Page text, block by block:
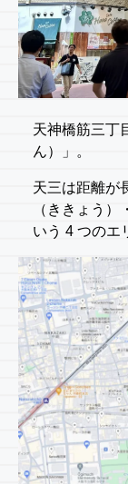
天神橋筋三丁
ん）」。
天三は距離が
（ききょう
いう 4 つのエ